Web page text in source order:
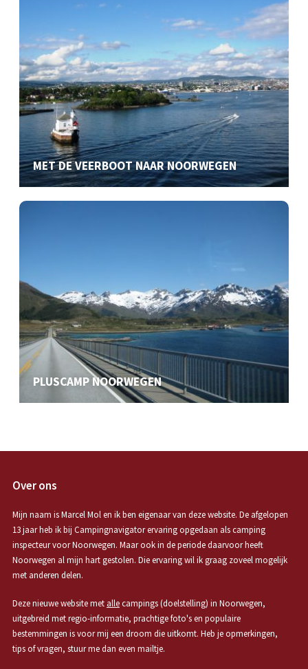
MET DE VEERBOOT NAAR NOORWEGEN
PLUSCAMP NOORWEGEN
Over ons
Mijn naam is Marcel Mol en ik ben eigenaar van deze website. De afgelopen
13 jaar heb ik bij Campingnavigator ervaring opgedaan als camping
inspecteur voor Noorwegen. Maar ook in de periode daarvoor heeft
Noorwegen al mijn hart gestolen. Die ervaring wil ik graag zoveel mogelijk
met anderen delen.
Deze nieuwe website met allecampings (doelstelling) in Noorwegen,
uitgebreid met regio-informatie, prachtige foto's en populaire
bestemmingen is voor mij een droom die uitkomt. Heb je opmerkingen,
tips of vragen, stuur me dan even mailtje.